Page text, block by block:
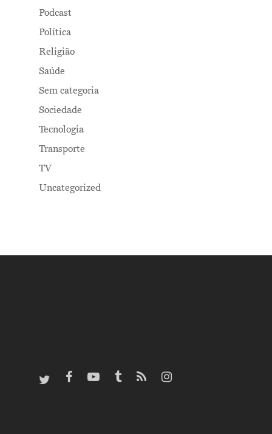
Podcast
Política
Religião
Saúde
Sem categoria
Sociedade
Tecnologia
Transporte
TV
Uncategorized